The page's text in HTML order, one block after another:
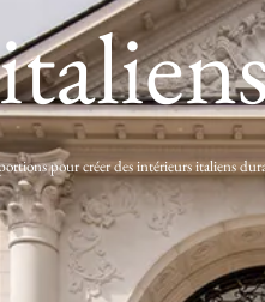
pour créer des intérieurs italiens